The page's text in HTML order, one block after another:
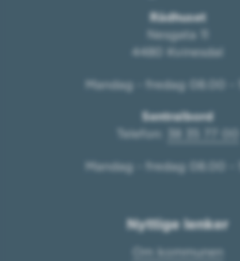
Rådhuset
Nesgata 11
4480 Kvinesdal
Mandag - fredag 08.00 -
Sentralbord
Telefon:
38 35 77 00
Mandag - fredag 08.00 -
Nyttige lenker
Om kommunen